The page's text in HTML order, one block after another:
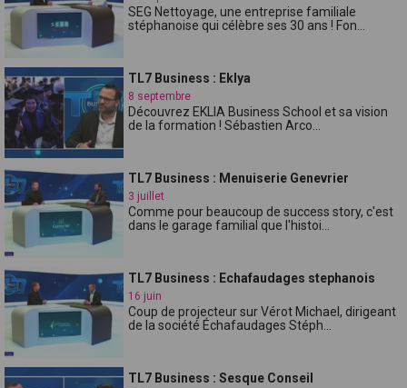
SEG Nettoyage, une entreprise familiale
stéphanoise qui célèbre ses 30 ans ! Fon...
TL7 Business : Eklya
8 septembre
Découvrez EKLIA Business School et sa vision
de la formation ! Sébastien Arco...
TL7 Business : Menuiserie Genevrier
3 juillet
Comme pour beaucoup de success story, c'est
dans le garage familial que l'histoi...
TL7 Business : Echafaudages stephanois
16 juin
Coup de projecteur sur Vérot Michael, dirigeant
de la société Échafaudages Stéph...
TL7 Business : Sesque Conseil